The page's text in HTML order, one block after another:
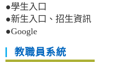
●學生入口
●新生入口、招生資訊
●Google
教職員系統